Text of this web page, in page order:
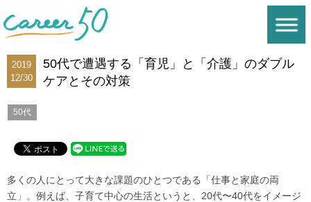
2019
12/30
50代で遭遇する「育児」と「介護」のダブル
ケアとその対策
50代
多くの人にとって大きな課題のひとつである「仕事と家庭の両
立」。例えば、子育て中心の生活というと、20代〜40代をイメージ